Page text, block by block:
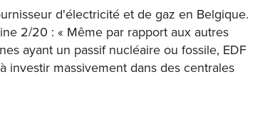
d'électricité et de gaz en Belgique.
2/20 : « Même par rapport aux autres
ayant un passif nucléaire ou fossile, EDF
massivement dans des centrales